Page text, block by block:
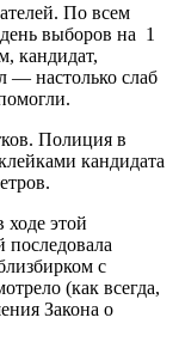
По всем
выборов на 1
кандидат,
— настолько слаб
Полиция в
кандидата
этой
последовала
с
(как всегда,
Закона о